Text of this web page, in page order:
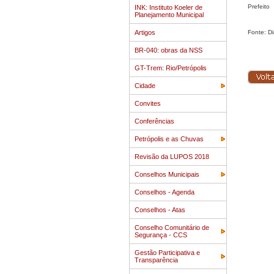
INK: Instituto Koeler de
Planejamento Municipal
Artigos
BR-040: obras da NSS
GT-Trem: Rio/Petrópolis
Cidade
Convites
Conferências
Petrópolis e as Chuvas
Revisão da LUPOS 2018
Conselhos Municipais
Conselhos - Agenda
Conselhos - Atas
Conselho Comunitário de
Segurança - CCS
Gestão Participativa e
Transparência
Prefeito
Fonte: